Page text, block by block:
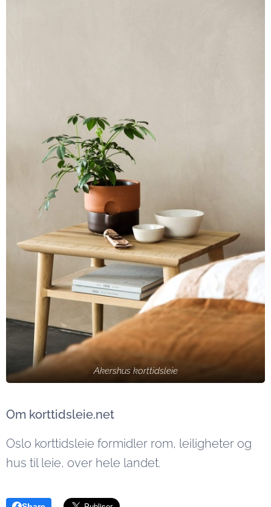
Akershus korttidsleie
Om korttidsleie.net
Oslo korttidsleie formidler rom, leiligheter og
hus til leie, over hele landet.